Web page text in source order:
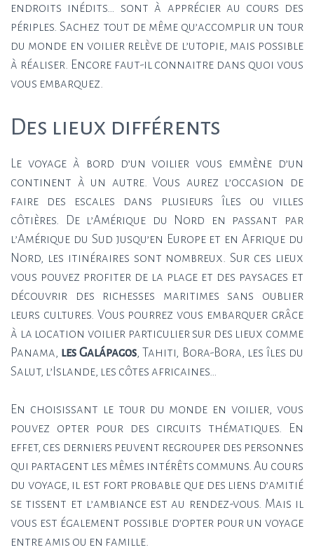
endroits inédits… sont à apprécier au cours des
périples. Sachez tout de même qu’accomplir un tour
du monde en voilier relève de l’utopie, mais possible
à réaliser. Encore faut-il connaitre dans quoi vous
vous embarquez.
Des lieux différents
Le voyage à bord d’un voilier vous emmène d’un
continent à un autre. Vous aurez l’occasion de
faire des escales dans plusieurs îles ou villes
côtières. De l’Amérique du Nord en passant par
l’Amérique du Sud jusqu’en Europe et en Afrique du
Nord, les itinéraires sont nombreux. Sur ces lieux
vous pouvez profiter de la plage et des paysages et
découvrir des richesses maritimes sans oublier
leurs cultures. Vous pourrez vous embarquer grâce
à la location voilier particulier sur des lieux comme
Panama, les Galápagos , Tahiti, Bora-Bora, les îles du
Salut, l’Islande, les côtes africaines…
En choisissant le tour du monde en voilier, vous
pouvez opter pour des circuits thématiques. En
effet, ces derniers peuvent regrouper des personnes
qui partagent les mêmes intérêts communs. Au cours
du voyage, il est fort probable que des liens d’amitié
se tissent et l’ambiance est au rendez-vous. Mais il
vous est également possible d’opter pour un voyage
entre amis ou en famille.